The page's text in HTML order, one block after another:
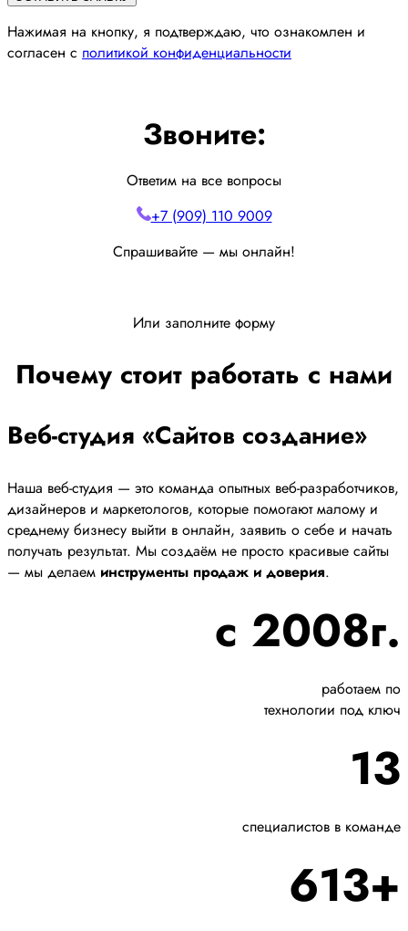
Нажимая на кнопку, я подтверждаю, что ознакомлен и
согласен с политикой конфиденциальности
Звоните:
Ответим на все вопросы
+7 (909) 110 9009
Спрашивайте — мы онлайн!
Или заполните форму
Почему стоит работать с нами
Веб-студия «Сайтов создание»
Наша веб-студия — это команда опытных веб-разработчиков,
дизайнеров и маркетологов, которые помогают малому и
среднему бизнесу выйти в онлайн, заявить о себе и начать
получать результат. Мы создаём не просто красивые сайты
— мы делаем инструменты продаж и доверия.
с 2008г.
работаем по
технологии под ключ
13
специалистов в команде
613+